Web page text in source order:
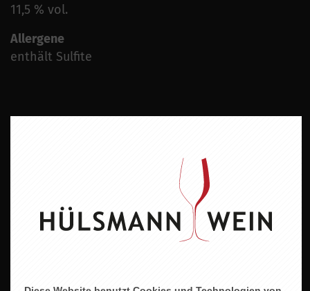
11,5 % vol.
Allergene
enthält Sulfite